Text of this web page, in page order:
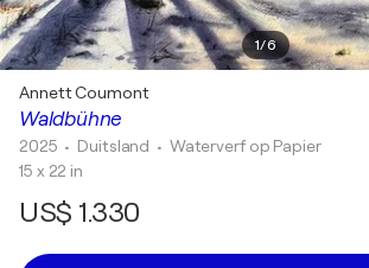
1/6
Waldbühne
Annett Coumont
2025 • Duitsland • Waterverf op Papier
15 x 22 in
US$ 1.330